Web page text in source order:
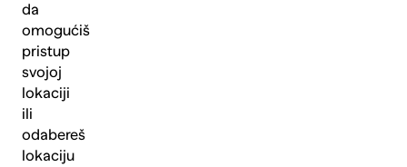
da
omogućiš
pristup
svojoj
lokaciji
ili
odabereš
lokaciju